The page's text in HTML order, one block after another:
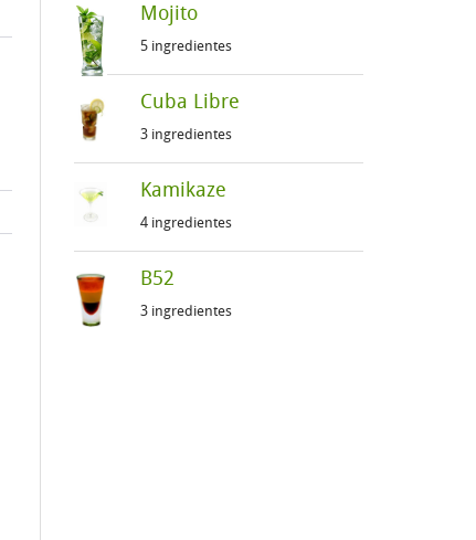
Mojito
5 ingredientes
Cuba Libre
3 ingredientes
Kamikaze
4 ingredientes
B52
3 ingredientes